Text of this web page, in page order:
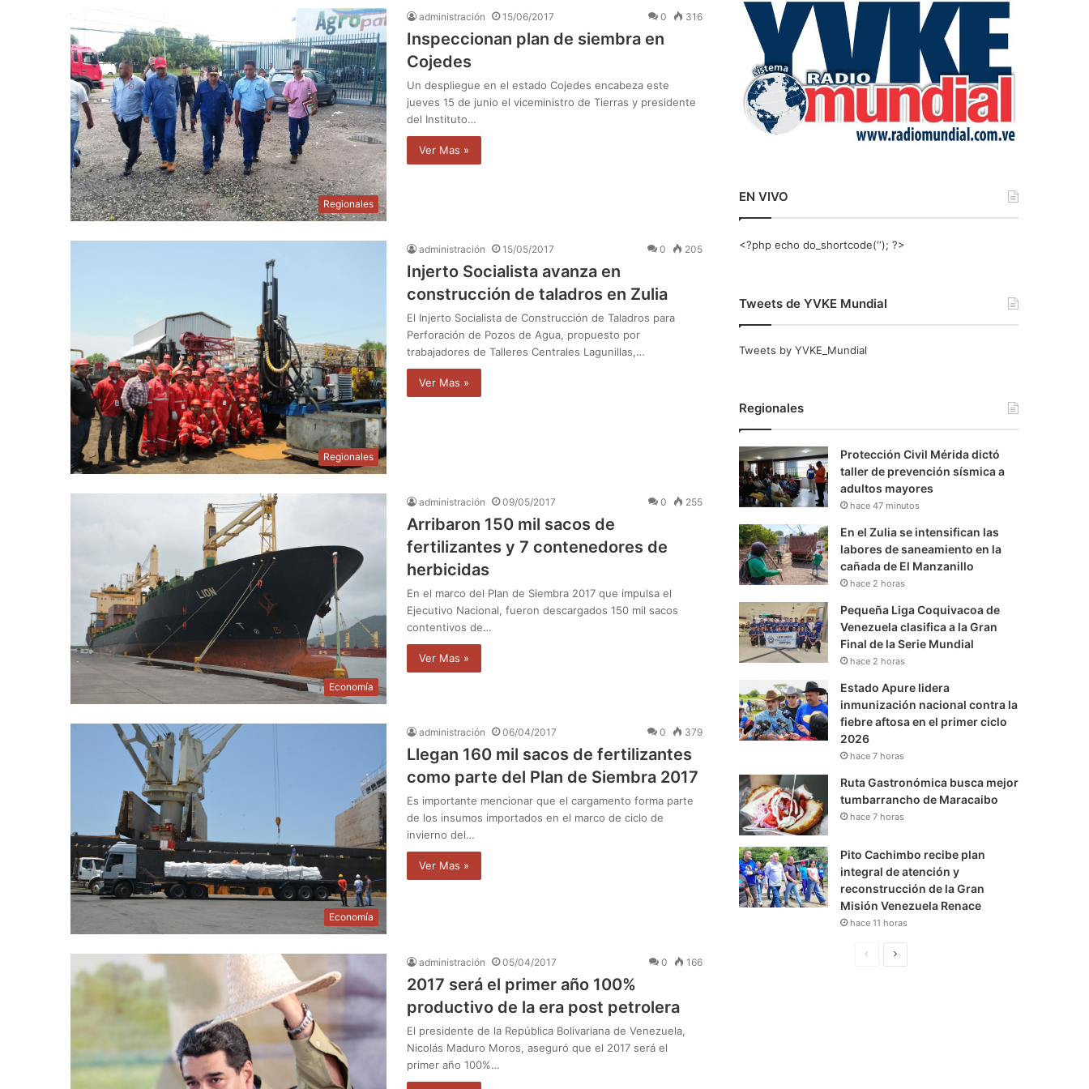
Regionales
administración 15/06/2017 0 316
Inspeccionan plan de siembra en
Cojedes
Un despliegue en el estado Cojedes encabeza este
jueves 15 de junio el viceministro de Tierras y presidente
del Instituto…
Ver Mas »
Regionales
administración 15/05/2017 0 205
Injerto Socialista avanza en
construcción de taladros en Zulia
El Injerto Socialista de Construcción de Taladros para
Perforación de Pozos de Agua, propuesto por
trabajadores de Talleres Centrales Lagunillas,…
Ver Mas »
Economía
administración 09/05/2017 0 255
Arribaron 150 mil sacos de
fertilizantes y 7 contenedores de
herbicidas
En el marco del Plan de Siembra 2017 que impulsa el
Ejecutivo Nacional, fueron descargados 150 mil sacos
contentivos de…
Ver Mas »
Economía
administración 06/04/2017 0 379
Llegan 160 mil sacos de fertilizantes
como parte del Plan de Siembra 2017
Es importante mencionar que el cargamento forma parte
de los insumos importados en el marco de ciclo de
invierno del…
Ver Mas »
administración 05/04/2017 0 166
2017 será el primer año 100%
productivo de la era post petrolera
El presidente de la República Bolivariana de Venezuela,
Nicolás Maduro Moros, aseguró que el 2017 será el
primer año 100%…
r
EN VIVO
<?php echo do_shortcode(‘‘); ?>
Tweets de YVKE Mundial
Tweets by YVKE_Mundial
Regionales
Protección Civil Mérida dictó
taller de prevención sísmica a
adultos mayores
hace 47 minutos
En el Zulia se intensifican las
labores de saneamiento en la
cañada de El Manzanillo
hace 2 horas
Pequeña Liga Coquivacoa de
Venezuela clasifica a la Gran
Final de la Serie Mundial
hace 2 horas
Estado Apure lidera
inmunización nacional contra la
fiebre aftosa en el primer ciclo
2026
hace 7 horas
Ruta Gastronómica busca mejor
tumbarrancho de Maracaibo
hace 7 horas
Pito Cachimbo recibe plan
integral de atención y
reconstrucción de la Gran
Misión Venezuela Renace
hace 11 horas
S